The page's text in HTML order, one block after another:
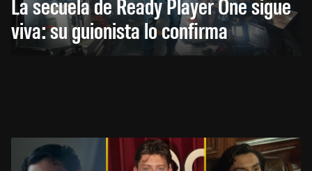
viva: su guionista lo confirma